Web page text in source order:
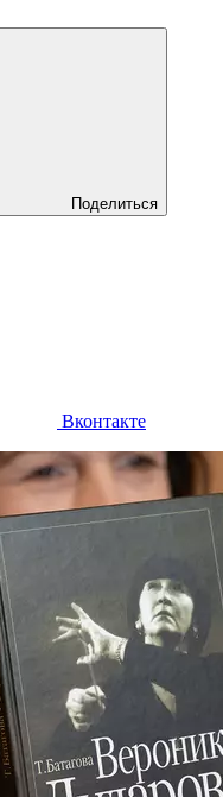
Поделиться
Вконтакте